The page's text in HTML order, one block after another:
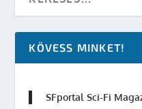
KÖVESS MINKET!
SFportal Sci-Fi